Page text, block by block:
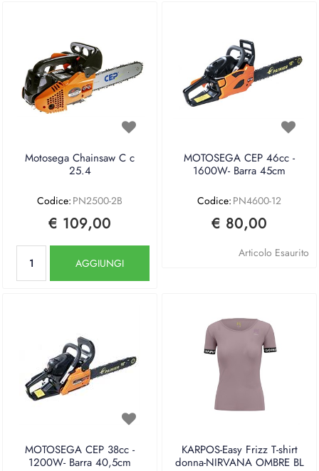
Motosega Chainsaw C c
25.4
Codice: PN2500-2B
€ 109,00
AGGIUNGI
MOTOSEGA CEP 46cc -
1600W- Barra 45cm
Codice: PN4600-12
€ 80,00
Articolo Esaurito
MOTOSEGA CEP 38cc -
1200W- Barra 40,5cm
KARPOS-Easy Frizz T-shirt
donna-NIRVANA OMBRE BL